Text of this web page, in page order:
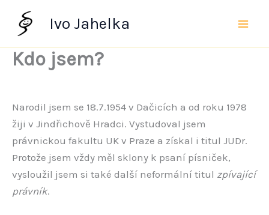
Přeskočit
Ivo Jahelka
Kdo jsem?
Narodil jsem se 18.7.1954 v Dačicích a od roku 1978
žiji v Jindřichově Hradci. Vystudoval jsem
právnickou fakultu UK v Praze a získal i titul JUDr.
Protože jsem vždy měl sklony k psaní písniček,
vysloužil jsem si také další neformální titul zpívající
právník.